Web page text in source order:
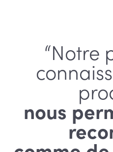
“Notre
nous